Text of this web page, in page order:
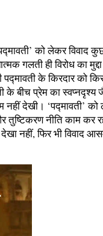
को लेकर विवाद कुछ
गलती ही विरोध का
पद्मावती के किरदार को
के बीच प्रेम का स्वप्नदृश्य
नहीं देखी। ‘पद्मावती’
तुष्टिकरण नीति काम कर
नहीं, फिर भी विवाद